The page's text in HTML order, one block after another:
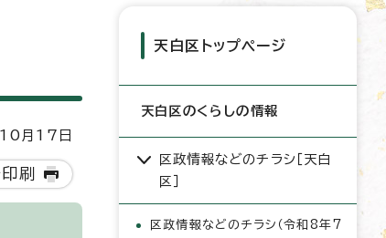
月17日
刷
天白区トップページ
天白区のくらしの情報
区政情報などのチラシ［天白
区］
区政情報などのチラシ（令和8年7